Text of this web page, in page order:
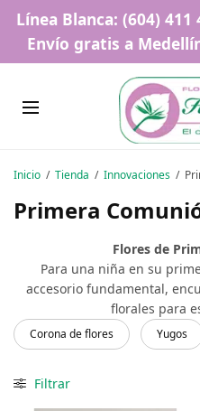
Línea Blanca: (604) 411
Envío gratis a
Inicio / Tienda / Innovaciones /
Primera
Flores de
Para una niña en su
accesorio fundamental,
florales para
Corona de flores Yugos
Filtrar